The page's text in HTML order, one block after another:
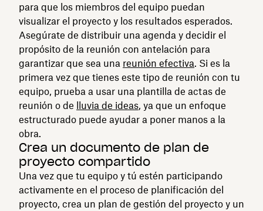
para que los miembros del equipo puedan
visualizar el proyecto y los resultados esperados.
Asegúrate de distribuir una agenda y decidir el
propósito de la reunión con antelación para
garantizar que sea una reunión efectiva. Si es la
primera vez que tienes este tipo de reunión con tu
equipo, prueba a usar una plantilla de actas de
reunión o de lluvia de ideas, ya que un enfoque
estructurado puede ayudar a poner manos a la
obra.
Crea un documento de plan de
proyecto compartido
Una vez que tu equipo y tú estén participando
activamente en el proceso de planificación del
proyecto, crea un plan de gestión del proyecto y un